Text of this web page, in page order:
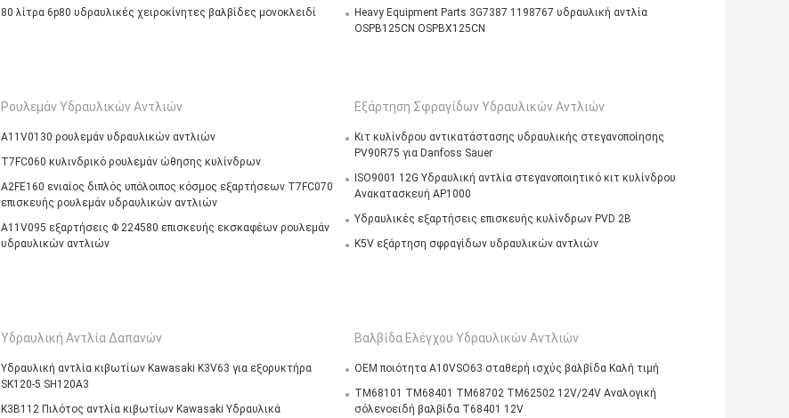
80 λίτρα 6p80 υδραυλικές χειροκίνητες βαλβίδες μονοκλειδί
Heavy Equipment Parts 3G7387 1198767 υδραυλική αντλία
OSPB125CN OSPBX125CN
Ρουλεμάν Υδραυλικών Αντλιών
A11V0130 ρουλεμάν υδραυλικών αντλιών
T7FC060 κυλινδρικό ρουλεμάν ώθησης κυλίνδρων
A2FE160 ενιαίος διπλός υπόλοιπος κόσμος εξαρτήσεων T7FC070
επισκευής ρουλεμάν υδραυλικών αντλιών
A11V095 εξαρτήσεις Φ 224580 επισκευής εκσκαφέων ρουλεμάν
υδραυλικών αντλιών
Εξάρτηση Σφραγίδων Υδραυλικών Αντλιών
Κιτ κυλίνδρου αντικατάστασης υδραυλικής στεγανοποίησης
PV90R75 για Danfoss Sauer
ISO9001 12G Υδραυλική αντλία στεγανοποιητικό κιτ κυλίνδρου
Ανακατασκευή AP1000
Υδραυλικές εξαρτήσεις επισκευής κυλίνδρων PVD 2B
K5V εξάρτηση σφραγίδων υδραυλικών αντλιών
Υδραυλική Αντλία Δαπανών
Υδραυλική αντλία κιβωτίων Kawasaki K3V63 για εξορυκτήρα
SK120-5 SH120A3
Κ3Β112 Πιλότος αντλία κιβωτίων Kawasaki Υδραυλικά
Βαλβίδα Ελέγχου Υδραυλικών Αντλιών
OEM ποιότητα A10VSO63 σταθερή ισχύς βαλβίδα Καλή τιμή
ΤΜ68101 ΤΜ68401 ΤΜ68702 ΤΜ62502 12V/24V Αναλογική
σόλενοειδή βαλβίδα T68401 12V